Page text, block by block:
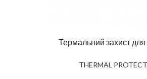
Термальний захист
THERMAL